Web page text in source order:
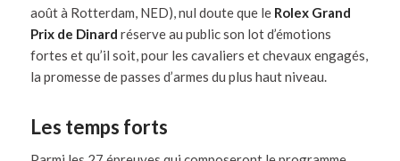
août à Rotterdam, NED), nul doute que le Rolex Grand
Prix de Dinard réserve au public son lot d’émotions
fortes et qu’il soit, pour les cavaliers et chevaux engagés,
la promesse de passes d’armes du plus haut niveau.
Les temps forts